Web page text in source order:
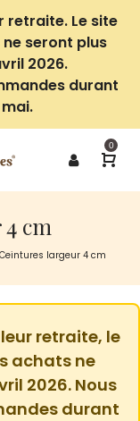
retraite. Le site
seront plus
2026.
durant
0
cm
Ceintures largeur 4 cm
retraite, le
achats ne
2026. Nous
durant